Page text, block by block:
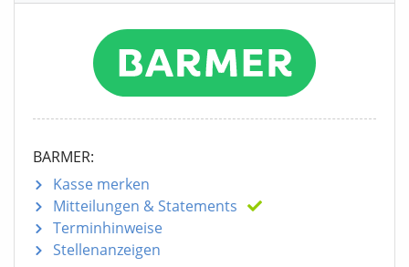
BARMER:
Kasse merken
Mitteilungen & Statements
Terminhinweise
Stellenanzeigen